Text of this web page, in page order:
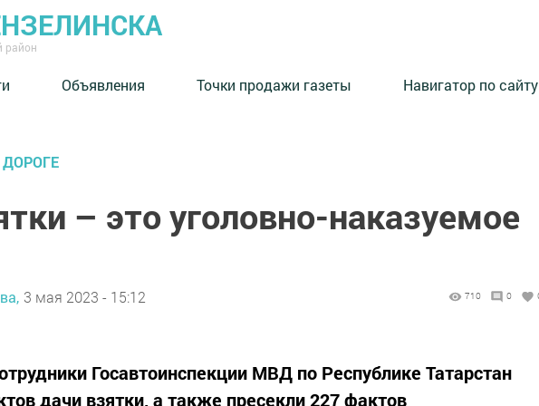
район
Объявления Точки продажи газеты Навигатор по сайту
– это уголовно-наказуемое
3 мая 2023 - 15:12 710 0
Госавтоинспекции МВД по Республике Татарстан
дачи взятки, а также пресекли 227 фактов